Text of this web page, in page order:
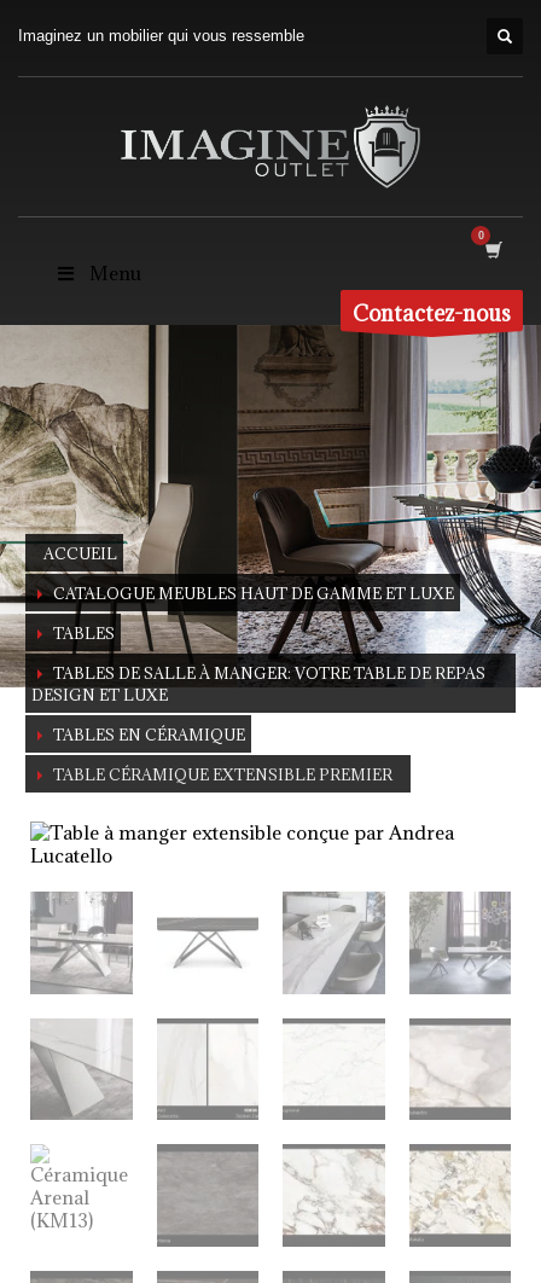
Imaginez un mobilier qui vous ressemble
Menu
Contactez-nous
ACCUEIL
CATALOGUE MEUBLES HAUT DE GAMME ET LUXE
TABLES
TABLES DE SALLE À MANGER: VOTRE TABLE DE REPAS
DESIGN ET LUXE
TABLES EN CÉRAMIQUE
TABLE CÉRAMIQUE EXTENSIBLE PREMIER
Table à manger extensible en
céramique
par Andrea Lucatello